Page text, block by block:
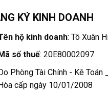
KÝ KINH DOANH
hộ kinh doanh: Tô Xuân
Mã số thuế: 20E80002097
Phòng Tài Chính - Kê Toán
cấp ngày 10/01/2008